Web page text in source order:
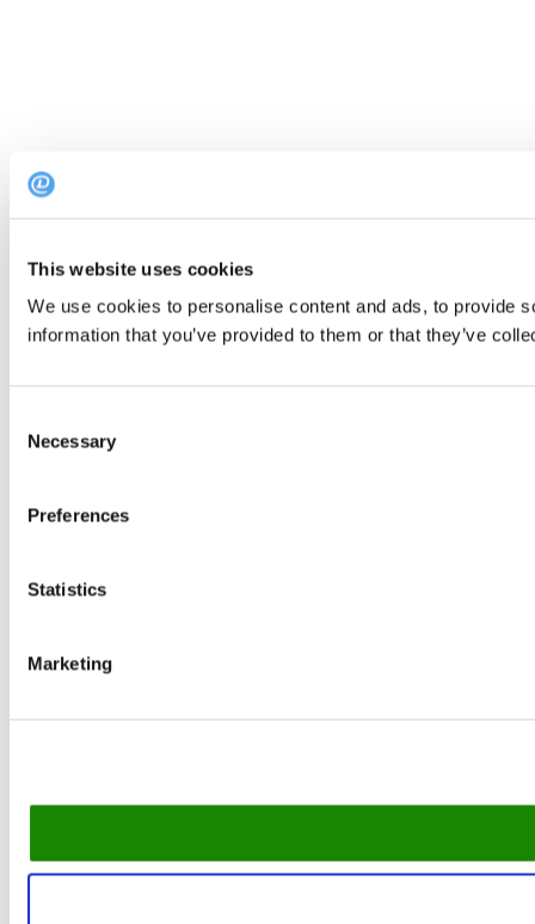
This website uses cookies
We use cookies to personalise content and ads, to provide
information that you’ve provided to them or that they’ve
Selection
Necessary
Preferences
Statistics
Marketing